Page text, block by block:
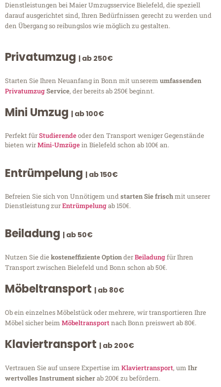
Dienstleistungen bei Maier Umzugsservice Bielefeld, die speziell
darauf ausgerichtet sind, Ihren Bedürfnissen gerecht zu werden und
den Übergang so reibungslos wie möglich zu gestalten.
Privatumzug | ab 250€
Starten Sie Ihren Neuanfang in Bonn mit unserem umfassenden
PrivatumzugService, der bereits ab 250€ beginnt.
Mini Umzug | ab 100€
Perfekt fürStudierendeoder den Transport weniger Gegenstände
bieten wirMini-Umzügein Bielefeld schon ab 100€ an.
Entrümpelung | ab 150€
Befreien Sie sich von Unnötigem undstarten Sie frischmit unserer
Dienstleistung zurEntrümpelungab 150€.
Beiladung | ab 50€
Nutzen Sie diekosteneffiziente OptionderBeiladungfür Ihren
Transport zwischen Bielefeld und Bonn schon ab 50€.
Möbeltransport | ab 80€
Ob ein einzelnes Möbelstück oder mehrere, wir transportieren Ihre
Möbel sicher beim Möbeltransportnach Bonn preiswert ab 80€.
Klaviertransport | ab 200€
Vertrauen Sie auf unsere Expertise im Klaviertransport, um Ihr
wertvolles Instrument sicherab 200€ zu befördern.